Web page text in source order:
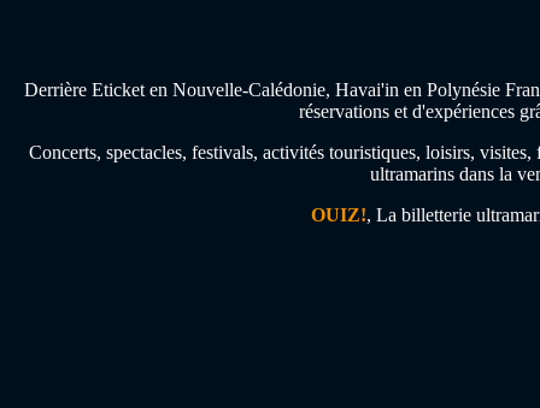
Derrière Eticket en Nouvelle-Calédonie, Havai'in en Polynésie
réservations et d'expériences
Concerts, spectacles, festivals, activités touristiques, loisirs,
ultramarins dans la
OUIZ!, La billetterie